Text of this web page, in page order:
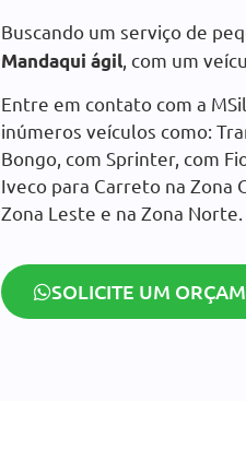
Buscando um serviço de
Mandaqui ágil , com um
Entre em contato com a
inúmeros veículos como:
Bongo, com Sprinter, com
Iveco para Carreto na Zona
Zona Leste e na Zona Norte.
SOLICITE UM